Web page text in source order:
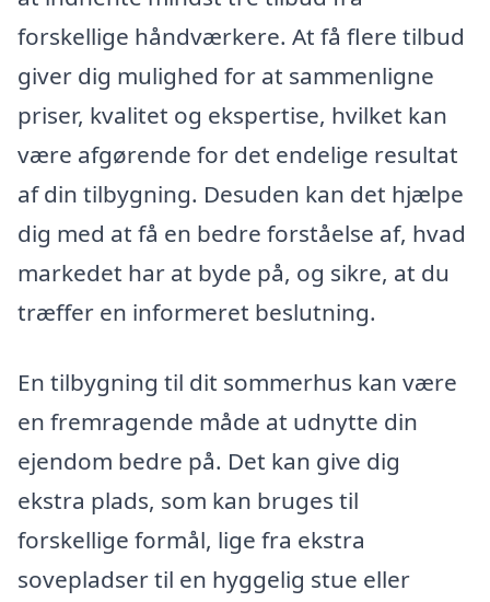
forskellige håndværkere. At få flere tilbud
giver dig mulighed for at sammenligne
priser, kvalitet og ekspertise, hvilket kan
være afgørende for det endelige resultat
af din tilbygning. Desuden kan det hjælpe
dig med at få en bedre forståelse af, hvad
markedet har at byde på, og sikre, at du
træffer en informeret beslutning.
En tilbygning til dit sommerhus kan være
en fremragende måde at udnytte din
ejendom bedre på. Det kan give dig
ekstra plads, som kan bruges til
forskellige formål, lige fra ekstra
sovepladser til en hyggelig stue eller